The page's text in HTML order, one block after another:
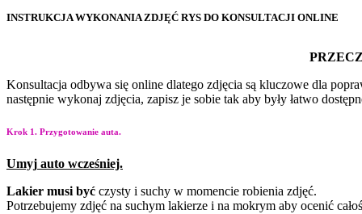
INSTRUKCJA WYKONANIA ZDJĘĆ RYS DO KONSULTACJI ONLINE
Konsultacja odbywa się online dlatego zdjęcia są kluczowe dla
następnie wykonaj zdjęcia, zapisz je sobie tak aby były łatwo
Krok 1. Przygotowanie auta.
Umyj auto wcześniej.
Lakier musi być czysty i suchy w momencie robienia zdjęć.
Potrzebujemy zdjęć na suchym lakierze i na mokrym aby ocenić